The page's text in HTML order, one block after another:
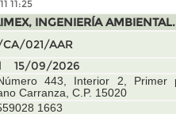
11:25
INGENIERÍA
021/AAR
15/09/2026
443, Interior 2,
Carranza, C.P. 15020
1663